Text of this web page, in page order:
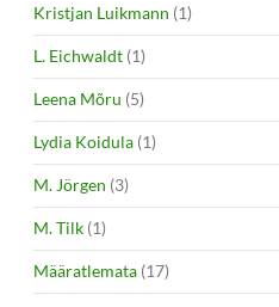
Kristjan Luikmann (1)
L. Eichwaldt (1)
Leena Mõru (5)
Lydia Koidula (1)
M. Jörgen (3)
M. Tilk (1)
Määratlemata (17)